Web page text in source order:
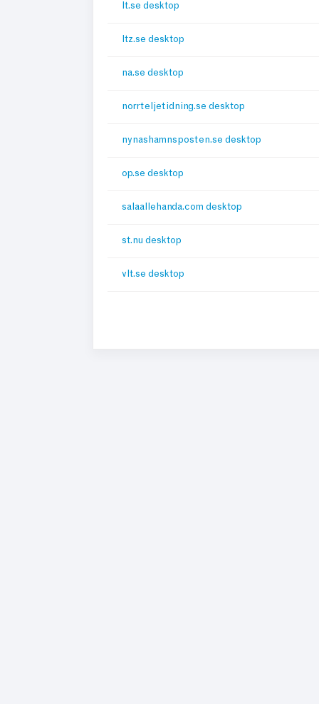
lt.se desktop
ltz.se desktop
na.se desktop
norrteljetidning.se desktop
nynashamnsposten.se desktop
op.se desktop
salaallehanda.com desktop
st.nu desktop
vlt.se desktop